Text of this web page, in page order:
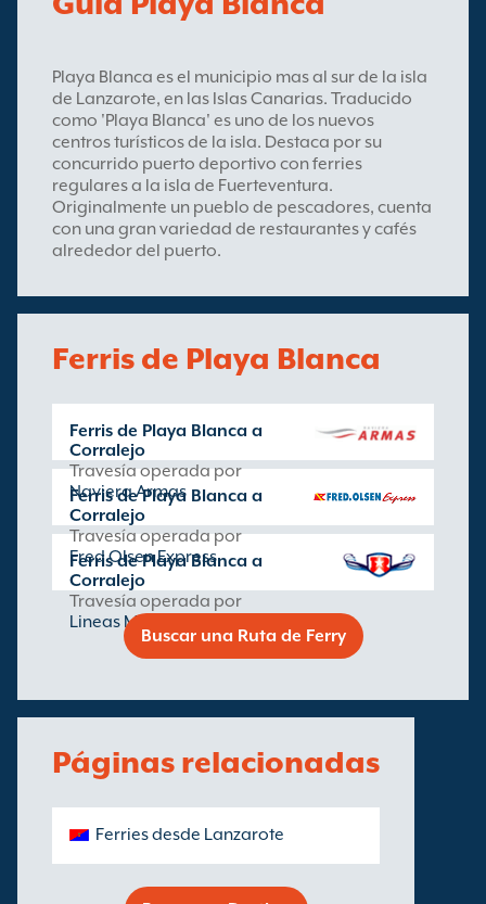
Playa Blanca es el municipio mas al sur de la isla
de Lanzarote, en las Islas Canarias. Traducido
como 'Playa Blanca' es uno de los nuevos
centros turísticos de la isla. Destaca por su
concurrido puerto deportivo con ferries
regulares a la isla de Fuerteventura.
Originalmente un pueblo de pescadores, cuenta
con una gran variedad de restaurantes y cafés
alrededor del puerto.
Ferris de Playa Blanca
Ferris de Playa Blanca a
Corralejo
Travesía operada por
Naviera Armas
Ferris de Playa Blanca a
Corralejo
Travesía operada por
Fred Olsen Express
Ferris de Playa Blanca a
Corralejo
Travesía operada por
Lineas Maritimas Romero
Buscar una Ruta de Ferry
Páginas relacionadas
Ferries desde Lanzarote